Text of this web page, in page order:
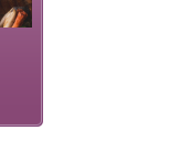
ムカード】プレ
予約制）
で